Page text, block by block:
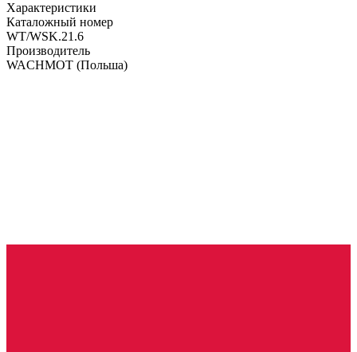
Характеристики
Каталожный номер
WT/WSK.21.6
Производитель
WACHMOT (Польша)